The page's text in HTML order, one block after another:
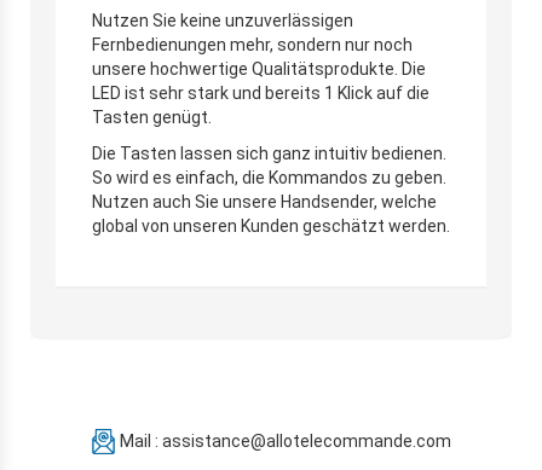
Nutzen Sie keine unzuverlässigen
Fernbedienungen mehr, sondern nur noch
unsere hochwertige Qualitätsprodukte. Die
LED ist sehr stark und bereits 1 Klick auf die
Tasten genügt.
Die Tasten lassen sich ganz intuitiv bedienen.
So wird es einfach, die Kommandos zu geben.
Nutzen auch Sie unsere Handsender, welche
global von unseren Kunden geschätzt werden.
Mail : assistance@allotelecommande.com